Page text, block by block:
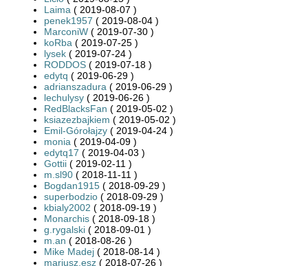
Laima ( 2019-08-07 )
penek1957 ( 2019-08-04 )
MarconiW ( 2019-07-30 )
koRba ( 2019-07-25 )
lysek ( 2019-07-24 )
RODDOS ( 2019-07-18 )
edytq ( 2019-06-29 )
adrianszadura ( 2019-06-29 )
lechulysy ( 2019-06-26 )
RedBlacksFan ( 2019-05-02 )
ksiazezbajkiem ( 2019-05-02 )
Emil-Górołajzy ( 2019-04-24 )
monia ( 2019-04-09 )
edytq17 ( 2019-04-03 )
Gottii ( 2019-02-11 )
m.sl90 ( 2018-11-11 )
Bogdan1915 ( 2018-09-29 )
superbodzio ( 2018-09-29 )
kbialy2002 ( 2018-09-19 )
Monarchis ( 2018-09-18 )
g.rygalski ( 2018-09-01 )
m.an ( 2018-08-26 )
Mike Madej ( 2018-08-14 )
mariusz.esz ( 2018-07-26 )